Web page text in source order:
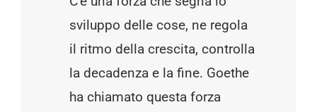
sviluppo delle cose, ne regola
il ritmo della crescita, controlla
la decadenza e la fine. Goethe
ha chiamato questa forza